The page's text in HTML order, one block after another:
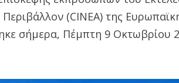
Περιβάλλον (CINEA) της
σήμερα, Πέμπτη 9 Οκτωβρίου